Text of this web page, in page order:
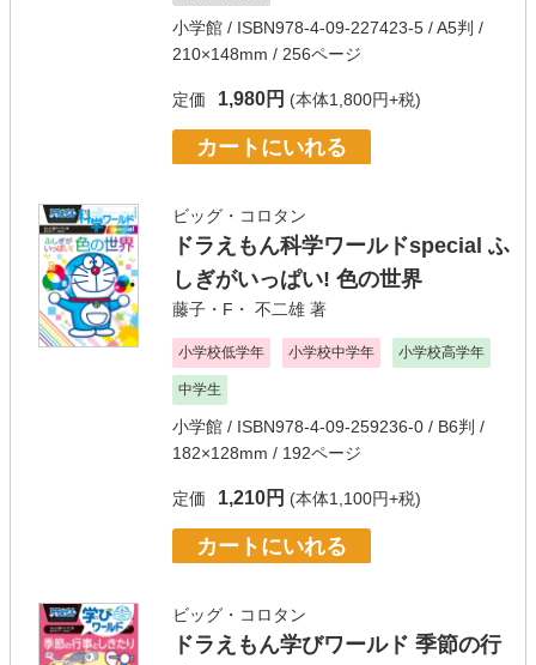
小学館 / ISBN978-4-09-227423-5 / A5判 /
210×148mm / 256ページ
定価 1,980円 (本体1,800円+税)
カートにいれる
ビッグ・コロタン
ドラえもん科学ワールドspecial ふ
しぎがいっぱい! 色の世界
藤子・F・ 不二雄 著
小学校低学年 小学校中学年 小学校高学年
中学生
小学館 / ISBN978-4-09-259236-0 / B6判 /
182×128mm / 192ページ
定価 1,210円 (本体1,100円+税)
カートにいれる
ビッグ・コロタン
ドラえもん学びワールド 季節の行